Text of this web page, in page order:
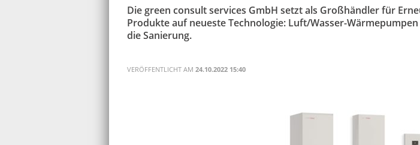
Die green consult services GmbH setzt als Großhändler für
Produkte auf neueste Technologie: Luft/Wasser-
die Sanierung.
VERÖFFENTLICHT AM 24.10.2022 15:40